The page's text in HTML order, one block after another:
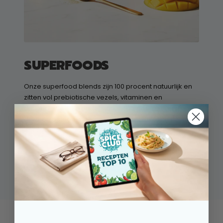
SUPERFOODS
Onze superfood blends zijn 100 procent natuurlijk en
zitten vol prebiotische vezels, vitaminen en
darmen op een makkelijke, dagelijkse manier zonder
ongezonde vulstoffen.
➔ ONTDEK DE RECEPTEN